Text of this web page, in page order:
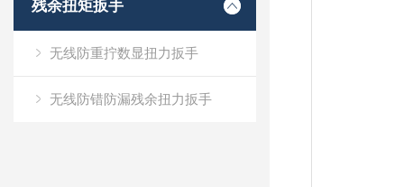
残余扭矩扳手
无线防重拧数显扭力扳手
无线防错防漏残余扭力扳手